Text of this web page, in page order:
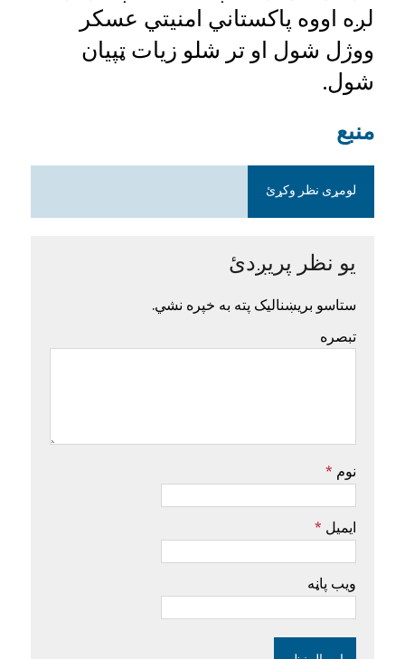
لږه اووه پاکستاني امنیتي عسکر
ووژل شول او تر شلو زیات ټپیان
شول.
منبع
لومړی نظر وکړئ
یو نظر پریږدئ
ستاسو بریښنالیک پته به خپره نشي.
تبصره
نوم *
ایمیل *
ویب پاڼه